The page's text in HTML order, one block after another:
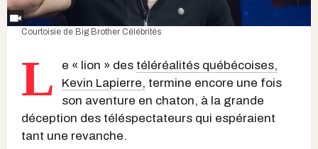
Courtoisie de Big Brother Célébrités
L e « lion » des téléréalités québécoises,
Kevin Lapierre, termine encore une fois
son aventure en chaton, à la grande
déception des téléspectateurs qui espéraient
tant une revanche.